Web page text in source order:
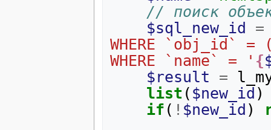
// поиск
$sql_new_id
=
WHERE `obj_id` =
WHERE `name` = ' {
$result
=
list ( $new_id )
if ( ! $new_id )